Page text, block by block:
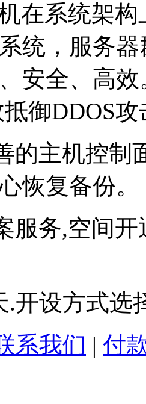
在系统架
统，服务
安全、高
御DDOS攻
的主机控制
恢复备份。
服务,空间
.开设方式选
系我们 | 付